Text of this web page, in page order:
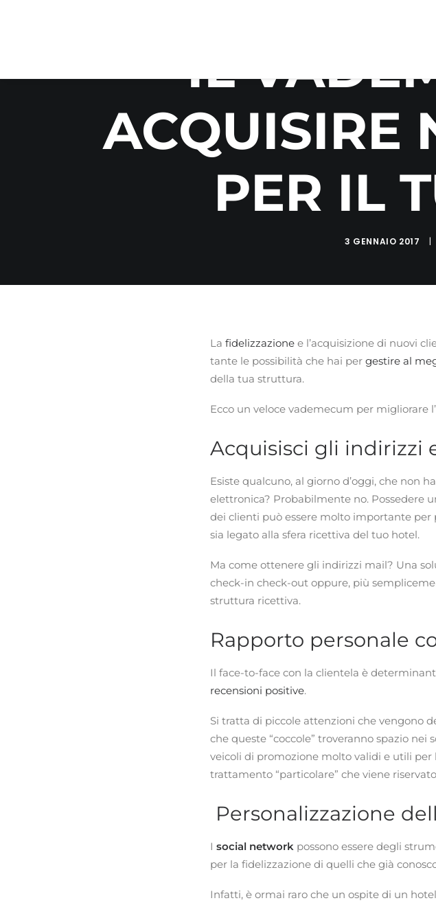
IL
ACQUISIRE
PER IL
3 GENNAIO 2017 |
La fidelizzazione e l’acquisizione di nuovi
tante le possibilità che hai per gestire al
della tua struttura.
Ecco un veloce vademecum per migliorare
Acquisisci gli indirizzi
Esiste qualcuno, al giorno d’oggi, che non
elettronica? Probabilmente no. Possedere
dei clienti può essere molto importante per
sia legato alla sfera ricettiva del tuo hotel.
Ma come ottenere gli indirizzi mail? Una
check-in check-out oppure, più
struttura ricettiva.
Rapporto personale
Il face-to-face con la clientela è
recensioni positive.
Si tratta di piccole attenzioni che vengono
che queste “coccole” troveranno spazio
veicoli di promozione molto validi e utili per
trattamento “particolare” che viene
Personalizzazione
I social network possono essere degli
per la fidelizzazione di quelli che già
Infatti, è ormai raro che un ospite di un